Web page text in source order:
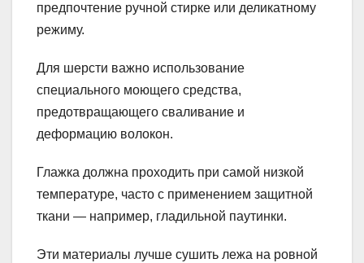
предпочтение ручной стирке или деликатному
режиму.
Для шерсти важно использование
специального моющего средства,
предотвращающего сваливание и
деформацию волокон.
Глажка должна проходить при самой низкой
температуре, часто с применением защитной
ткани — например, гладильной паутинки.
Эти материалы лучше сушить лежа на ровной